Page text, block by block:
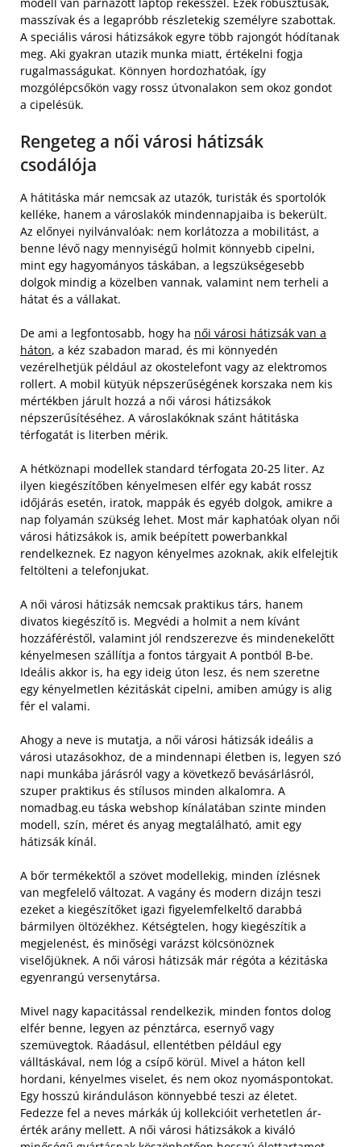
masszívak és a legapróbb részletekig személyre szabottak.
A speciális városi hátizsákok egyre több rajongót hódítanak
meg. Aki gyakran utazik munka miatt, értékelni fogja
rugalmasságukat. Könnyen hordozhatóak, így
mozgólépcsőkön vagy rossz útvonalakon sem okoz gondot
a cipelésük.
Rengeteg a női városi hátizsák
csodálója
A hátitáska már nemcsak az utazók, turisták és sportolók
kelléke, hanem a városlakók mindennapjaiba is bekerült.
Az előnyei nyilvánvalóak: nem korlátozza a mobilitást, a
benne lévő nagy mennyiségű holmit könnyebb cipelni,
mint egy hagyományos táskában, a legszükségesebb
dolgok mindig a közelben vannak, valamint nem terheli a
hátat és a vállakat.
De ami a legfontosabb, hogy ha női városi hátizsák van a
háton, a kéz szabadon marad, és mi könnyedén
vezérelhetjük például az okostelefont vagy az elektromos
rollert. A mobil kütyük népszerűségének korszaka nem kis
mértékben járult hozzá a női városi hátizsákok
népszerűsítéséhez. A városlakóknak szánt hátitáska
térfogatát is literben mérik.
A hétköznapi modellek standard térfogata 20-25 liter. Az
ilyen kiegészítőben kényelmesen elfér egy kabát rossz
időjárás esetén, iratok, mappák és egyéb dolgok, amikre a
nap folyamán szükség lehet. Most már kaphatóak olyan női
városi hátizsákok is, amik beépített powerbankkal
rendelkeznek. Ez nagyon kényelmes azoknak, akik elfelejtik
feltölteni a telefonjukat.
A női városi hátizsák nemcsak praktikus társ, hanem
divatos kiegészítő is. Megvédi a holmit a nem kívánt
hozzáféréstől, valamint jól rendszerezve és mindenekelőtt
kényelmesen szállítja a fontos tárgyait A pontból B-be.
Ideális akkor is, ha egy ideig úton lesz, és nem szeretne
egy kényelmetlen kézitáskát cipelni, amiben amúgy is alig
fér el valami.
Ahogy a neve is mutatja, a női városi hátizsák ideális a
városi utazásokhoz, de a mindennapi életben is, legyen szó
napi munkába járásról vagy a következő bevásárlásról,
szuper praktikus és stílusos minden alkalomra. A
nomadbag.eu táska webshop kínálatában szinte minden
modell, szín, méret és anyag megtalálható, amit egy
hátizsák kínál.
A bőr termékektől a szövet modellekig, minden ízlésnek
van megfelelő változat. A vagány és modern dizájn teszi
ezeket a kiegészítőket igazi figyelemfelkeltő darabbá
bármilyen öltözékhez. Kétségtelen, hogy kiegészítik a
megjelenést, és minőségi varázst kölcsönöznek
viselőjüknek. A női városi hátizsák már régóta a kézitáska
egyenrangú versenytársa.
Mivel nagy kapacitással rendelkezik, minden fontos dolog
elfér benne, legyen az pénztárca, esernyő vagy
szemüvegtok. Ráadásul, ellentétben például egy
válltáskával, nem lóg a csípő körül. Mivel a háton kell
hordani, kényelmes viselet, és nem okoz nyomáspontokat.
Egy hosszú kiránduláson könnyebbé teszi az életet.
Fedezze fel a neves márkák új kollekcióit verhetetlen ár-
érték arány mellett. A női városi hátizsákok a kiváló